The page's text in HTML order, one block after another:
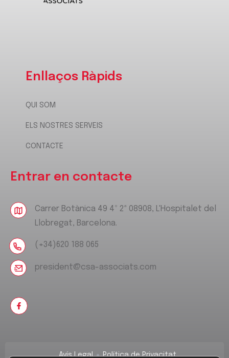
Enllaços Ràpids
QUI SOM
ELS NOSTRES SERVEIS
CONTACTE
Entrar en contacte
Carrer Botànica 49 4º 2ª 08908, L'Hospitalet del
Llobregat, Barcelona.
(+34)620 188 065
president@csa-associats.com
Avís Legal Política de Privacitat